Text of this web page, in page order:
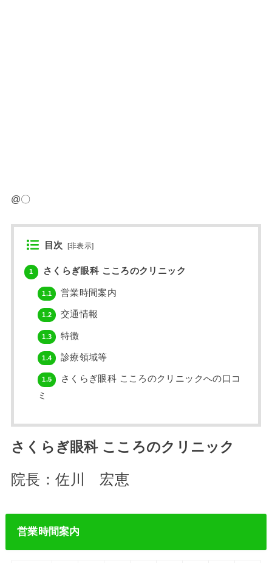
@〇
目次 [非表示]
1 さくらぎ眼科 こころのクリニック
1.1 営業時間案内
1.2 交通情報
1.3 特徴
1.4 診療領域等
1.5
さくらぎ眼科 こころのクリニックへの口コ
ミ
さくらぎ眼科 こころのクリニック
院長：佐川 宏恵
営業時間案内